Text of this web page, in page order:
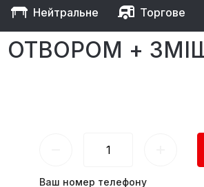
Нейтральне Торгове
+ змішувач 3000 GGM Gastro
+
Ваш номер телефону